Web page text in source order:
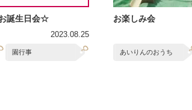
誕生日会☆
2023.08.25
園行事
お楽しみ会
あいりんのおうち